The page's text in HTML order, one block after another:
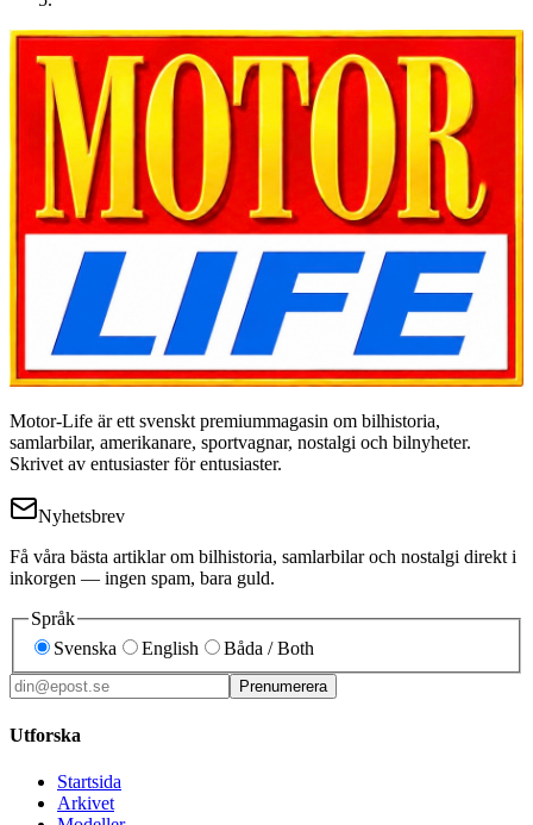
Motor-Life är ett svenskt premiummagasin om bilhistoria,
samlarbilar, amerikanare, sportvagnar, nostalgi och bilnyheter.
Skrivet av entusiaster för entusiaster.
Nyhetsbrev
Få våra bästa artiklar om bilhistoria, samlarbilar och nostalgi direkt i
inkorgen — ingen spam, bara guld.
Språk
Svenska
English Båda / Both
Prenumerera
Utforska
Startsida
Arkivet